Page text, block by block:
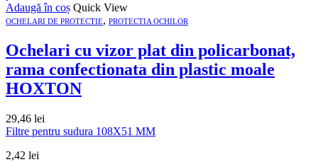
Adaugă în coș Quick View
OCHELARI DE PROTECTIE, PROTECTIA OCHILOR
Ochelari cu vizor plat din policarbonat,
rama confectionata din plastic moale
HOXTON
29,46 lei
Filtre pentru sudura 108X51 MM
2,42 lei